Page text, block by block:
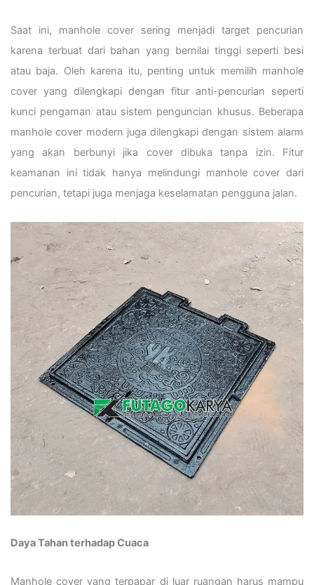
Saat ini, manhole cover sering menjadi target pencurian
karena terbuat dari bahan yang bernilai tinggi seperti besi
atau baja. Oleh karena itu, penting untuk memilih manhole
cover yang dilengkapi dengan fitur anti-pencurian seperti
kunci pengaman atau sistem penguncian khusus. Beberapa
manhole cover modern juga dilengkapi dengan sistem alarm
yang akan berbunyi jika cover dibuka tanpa izin. Fitur
keamanan ini tidak hanya melindungi manhole cover dari
pencurian, tetapi juga menjaga keselamatan pengguna jalan.
Daya Tahan terhadap Cuaca
Manhole cover yang terpapar di luar ruangan harus mampu